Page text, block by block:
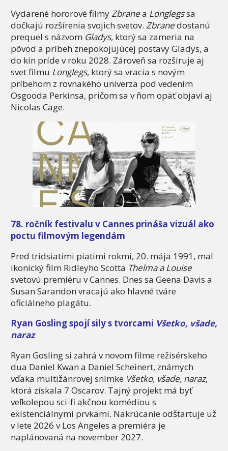
Vydarené hororové filmyZbranea Longlegssa
dočkajú rozšírenia svojich svetov. Zbranedostanú
prequel s názvom Gladys, ktorý sa zameria na
pôvod a príbeh znepokojujúcej postavy Gladys, a
do kín príde v roku 2028. Zároveň sa rozširuje aj
svet filmu Longlegs, ktorý sa vracia s novým
príbehom z rovnakého univerza pod vedením
Osgooda Perkinsa, pričom sa v ňom opäť objaví aj
Nicolas Cage.
78. ročník festivalu v Cannes prináša vizuál ako
poctu filmovým legendám
Pred tridsiatimi piatimi rokmi, 20. mája 1991, mal
ikonický film Ridleyho Scotta Thelma a Louise
svetovú premiéru v Cannes. Dnes sa Geena Davis a
Susan Sarandon vracajú ako hlavné tváre
oficiálneho plagátu.
Ryan Gosling spojí sily s tvorcami Všetko, všade,
naraz
Ryan Gosling si zahrá v novom filme režisérskeho
dua Daniel Kwan a Daniel Scheinert, známych
vďaka multižánrovej snímke Všetko, všade, naraz,
ktorá získala 7 Oscarov. Tajný projekt má byť
veľkolepou sci-fi akčnou komédiou s
existenciálnymi prvkami. Nakrúcanie odštartuje už
v lete 2026 v Los Angeles a premiéra je
naplánovaná na november 2027.